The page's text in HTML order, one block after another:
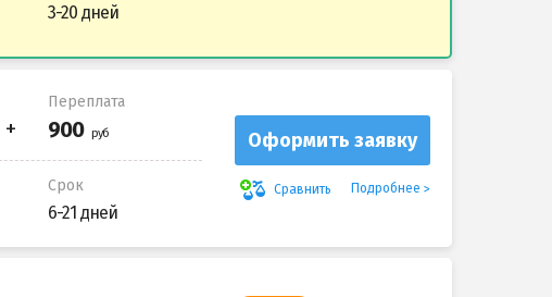
3-20 дней
Переплата
Срок
6-21 дней
Оформить заявку
Сравнить Подробнее